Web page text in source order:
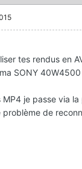
tes rendus en
SONY
je passe via
problème de